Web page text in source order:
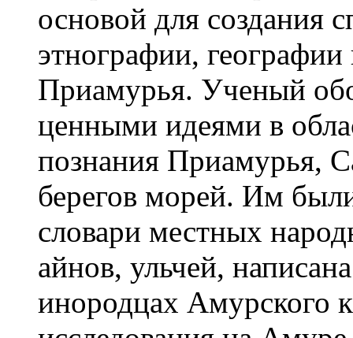
основой для создания
этнографии,
Приамурья. Ученый
ценными идеями в
познания Приамурья,
берегов морей. Им
словари местных
айнов, ульчей,
инородцах Амурского